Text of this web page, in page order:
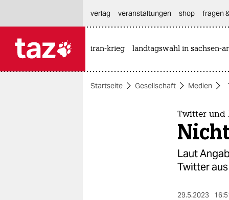
themen
verlag
veranstaltungen shop fragen
iran-krieg landtagswahl in sachsen-
Startseite Gesellschaft Medien
Twitter und
Laut
Twitter
29.5.2023